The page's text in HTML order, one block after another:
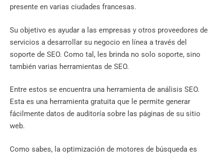
presente en varias ciudades francesas.
Su objetivo es ayudar a las empresas y otros proveedores de
servicios a desarrollar su negocio en línea a través del
soporte de SEO. Como tal, les brinda no solo soporte, sino
también varias herramientas de SEO.
Entre estos se encuentra una herramienta de análisis SEO.
Esta es una herramienta gratuita que le permite generar
fácilmente datos de auditoría sobre las páginas de su sitio
web.
Como sabes, la optimización de motores de búsqueda es